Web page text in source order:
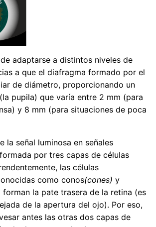
adaptarse a distintos niveles de
a que el diafragma formado por el
de diámetro, proporcionando un
pupila) que varía entre 2 mm (para
y 8 mm (para situaciones de poca
la señal luminosa en señales
por tres capas de células
las células
como conos(cones) y
forman la pate trasera de la retina (es
de la apertura del ojo). Por eso,
antes las otras dos capas de